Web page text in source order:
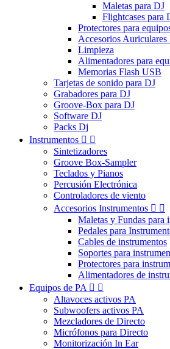
Maletas para DJ
Flightcases para
Protectores para
Accesorios Auriculares
Limpieza
Alimentadores para
Memorias Flash USB
Tarjetas de sonido para DJ
Grabadores para DJ
Groove-Box para DJ
Software DJ
Packs Dj
Instrumentos  
Sintetizadores
Groove Box-Sampler
Teclados y Pianos
Percusión Electrónica
Controladores de viento
Accesorios Instrumentos  
Maletas y Fundas para
Pedales para
Cables de instrumentos
Soportes para
Protectores para
Alimentadores de
Equipos de PA  
Altavoces activos PA
Subwoofers activos PA
Mezcladores de Directo
Micrófonos para Directo
Monitorización In Ear